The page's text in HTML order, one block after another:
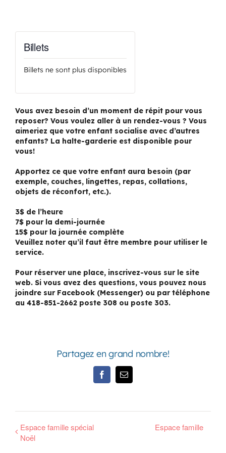
Billets
Billets ne sont plus disponibles
Vous avez besoin d’un moment de répit pour vous
reposer? Vous voulez aller à un rendez-vous ? Vous
aimeriez que votre enfant socialise avec d’autres
enfants? La halte-garderie est disponible pour
vous!
Apportez ce que votre enfant aura besoin (par
exemple, couches, lingettes, repas, collations,
objets de réconfort, etc.).
3$ de l’heure
7$ pour la demi-journée
15$ pour la journée complète
Veuillez noter qu’il faut être membre pour utiliser le
service.
Pour réserver une place, inscrivez-vous sur le site
web. Si vous avez des questions, vous pouvez nous
joindre sur Facebook (Messenger) ou par téléphone
au 418-851-2662 poste 308 ou poste 303.
Partagez en grand nombre!
FacebookEmail
Espace famille spécial
Noël
Espace famille